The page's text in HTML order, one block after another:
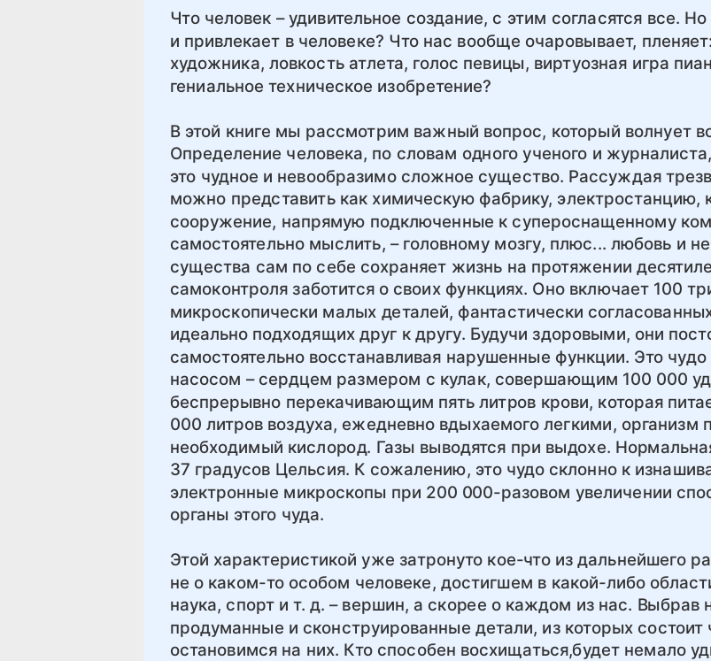
Что человек – удивительное создание, с этим согласятся все.
и привлекает в человеке? Что нас вообще очаровывает,
художника, ловкость атлета, голос певицы, виртуозная игра
гениальное техническое изобретение?
В этой книге мы рассмотрим важный вопрос, который волнует
Определение человека, по словам одного ученого и журналиста,
это чудное и невообразимо сложное существо. Рассуждая
можно представить как химическую фабрику, электростанцию,
сооружение, напрямую подключенные к супероснащенному
самостоятельно мыслить, – головному мозгу, плюс... любовь и
существа сам по себе сохраняет жизнь на протяжении
самоконтроля заботится о своих функциях. Оно включает 100
микроскопически малых деталей, фантастически
идеально подходящих друг к другу. Будучи здоровыми, они
самостоятельно восстанавливая нарушенные функции. Это
насосом – сердцем размером с кулак, совершающим 100 000
беспрерывно перекачивающим пять литров крови, которая
000 литров воздуха, ежедневно вдыхаемого легкими, организм
необходимый кислород. Газы выводятся при выдохе.
37 градусов Цельсия. К сожалению, это чудо склонно к
электронные микроскопы при 200 000-разовом увеличении
органы этого чуда.
Этой характеристикой уже затронуто кое-что из дальнейшего
не о каком-то особом человеке, достигшем в какой-либо
наука, спорт и т. д. – вершин, а скорее о каждом из нас. Выбрав
продуманные и сконструированные детали, из которых
остановимся на них. Кто способен восхищаться,будет немало